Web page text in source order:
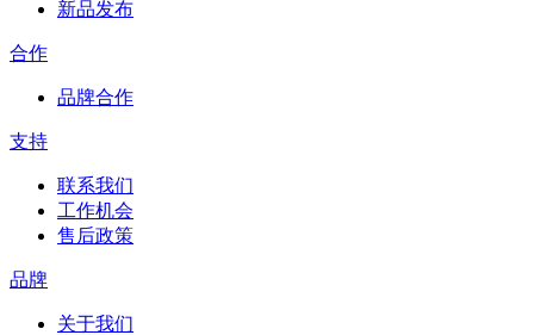
新品发布
合作
品牌合作
支持
联系我们
工作机会
售后政策
品牌
关于我们